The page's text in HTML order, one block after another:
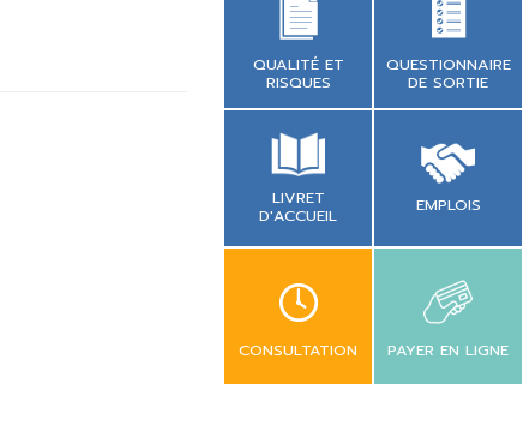
QUALITÉ ET
RISQUES
QUESTIONNAIRE
DE SORTIE
LIVRET
D'ACCUEIL EMPLOIS
CONSULTATION PAYER EN LIGNE